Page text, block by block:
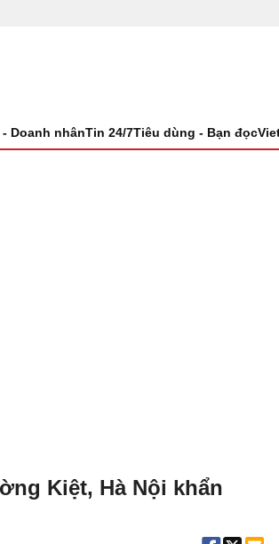
Doanh nhânTin 24/7Tiêu dùng - Bạn đọc
Kiệt, Hà Nội khẩn